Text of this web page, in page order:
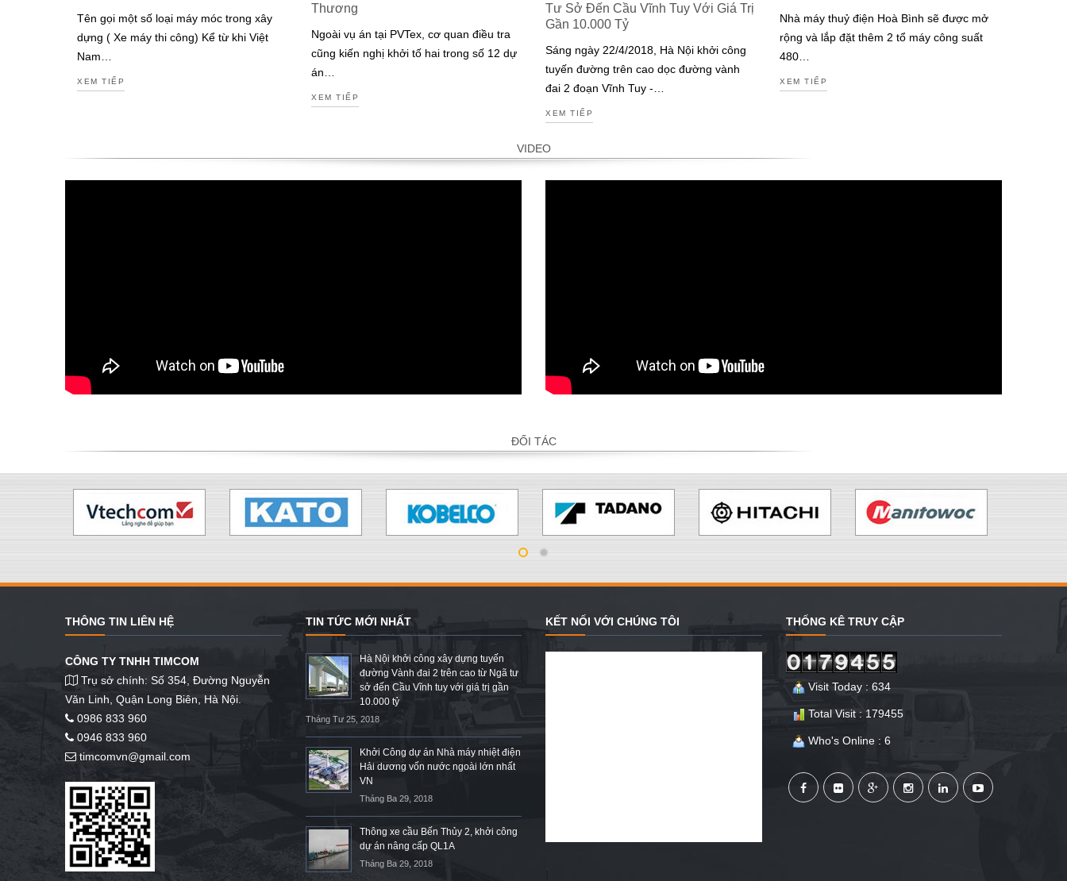
Tên gọi một số loại máy móc trong xây
dựng ( Xe máy thi công) Kể từ khi Việt
Nam…
XEM TIẾP
Thương
Ngoài vụ án tại PVTex, cơ quan điều tra
cũng kiến nghị khởi tố hai trong số 12 dự
án…
XEM TIẾP
Tư Sở Đến Cầu Vĩnh Tuy Với Giá Trị
Gần 10.000 Tỷ
Sáng ngày 22/4/2018, Hà Nội khởi công
tuyến đường trên cao dọc đường vành
đai 2 đoạn Vĩnh Tuy -…
XEM TIẾP
Nhà máy thuỷ điện Hoà Bình sẽ được mở
rộng và lắp đặt thêm 2 tổ máy công suất
480…
XEM TIẾP
VIDEO
ĐỐI TÁC
THÔNG TIN LIÊN HỆ
CÔNG TY TNHH TIMCOM
Trụ sở chính: Số 354, Đường Nguyễn
Văn Linh, Quận Long Biên, Hà Nội.
0986 833 960
0946 833 960
timcomvn@gmail.com
TIN TỨC MỚI NHẤT
Hà Nội khởi công xây dựng tuyến
đường Vành đai 2 trên cao từ Ngã tư
sở đến Cầu Vĩnh tuy với giá trị gần
10.000 tỷ
Tháng Tư 25, 2018
Khởi Công dự án Nhà máy nhiệt điện
Hải dương vốn nước ngoài lớn nhất
VN
Tháng Ba 29, 2018
Thông xe cầu Bến Thủy 2, khởi công
dự án nâng cấp QL1A
Tháng Ba 29, 2018
KẾT NỐI VỚI CHÚNG TÔI THỐNG KÊ TRUY CẬP
Visit Today : 634
Total Visit : 179455
Who's Online : 6